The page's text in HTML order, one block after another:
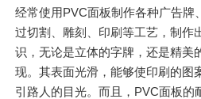
经常使用PVC面板制作各种广告牌
过切割、雕刻、印刷等工艺，制作
识，无论是立体的字牌，还是精美
现。其表面光滑，能够使印刷的图
引路人的目光。而且，PVC面板的